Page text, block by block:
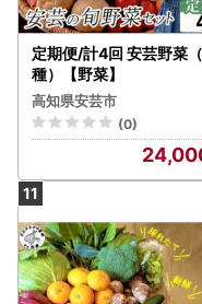
定期便/計4回 安芸野菜
種）【野菜】
高知県安芸市
(0)